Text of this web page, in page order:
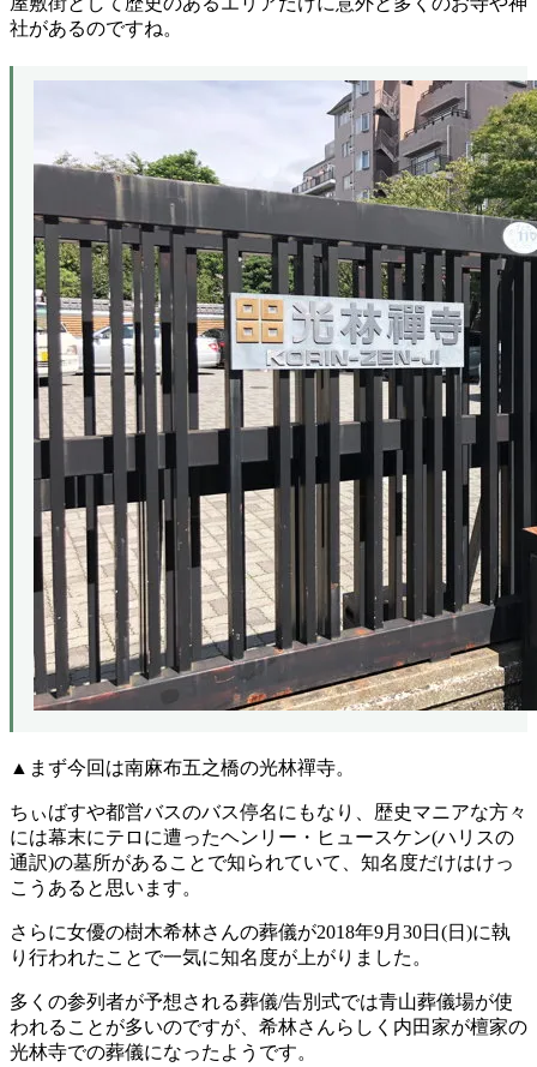
社があるのですね。
▲まず今回は南麻布五之橋の光林禪寺。
ちぃばすや都営バスのバス停名にもなり、歴史マニアな方々
には幕末にテロに遭ったヘンリー・ヒュースケン(ハリスの
通訳)の墓所があることで知られていて、知名度だけはけっ
こうあると思います。
さらに女優の樹木希林さんの葬儀が2018年9月30日(日)に執
り行われたことで一気に知名度が上がりました。
多くの参列者が予想される葬儀/告別式では青山葬儀場が使
われることが多いのですが、希林さんらしく内田家が檀家の
光林寺での葬儀になったようです。